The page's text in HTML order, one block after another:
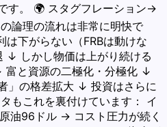
す。 🌍 スタグフレーション→
論理の流れは非常に明快で
下がらない（FRBは動けな
↓ しかし物価は上がり続ける
と資源の二極化・分極化 ↓
」の格差拡大 ↓ 投資はさらに
もこれを裏付けています： イ
油96ドル → コスト圧力が続く